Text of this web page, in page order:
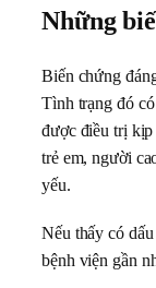
Những
Biến chứng
Tình trạng đó
được điều trị
trẻ em, người
yếu.
Nếu thấy có
bệnh viện gần